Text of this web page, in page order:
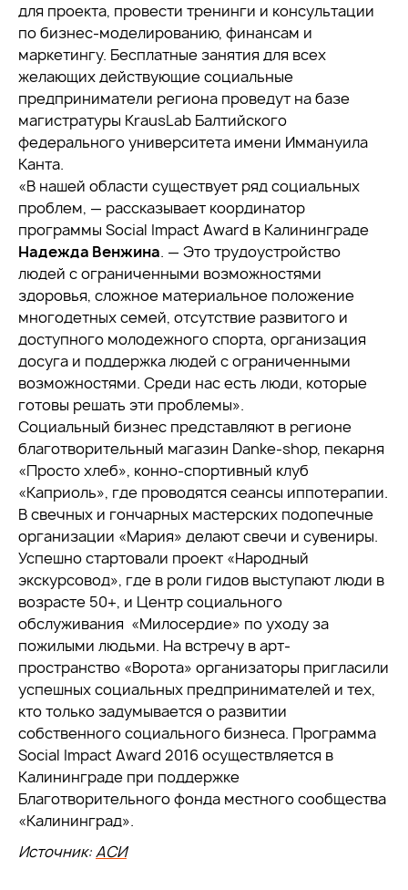
для проекта, провести тренинги и консультации
по бизнес-моделированию, финансам и
маркетингу. Бесплатные занятия для всех
желающих действующие социальные
предприниматели региона проведут на базе
магистратуры KrausLab Балтийского
федерального университета имени Иммануила
Канта.
«В нашей области существует ряд социальных
проблем, — рассказывает координатор
программы Social Impact Award в Калининграде
Надежда Венжина. — Это трудоустройство
людей с ограниченными возможностями
здоровья, сложное материальное положение
многодетных семей, отсутствие развитого и
доступного молодежного спорта, организация
досуга и поддержка людей с ограниченными
возможностями. Среди нас есть люди, которые
готовы решать эти проблемы».
Социальный бизнес представляют в регионе
благотворительный магазин Danke-shop, пекарня
«Просто хлеб», конно-спортивный клуб
«Каприоль», где проводятся сеансы иппотерапии.
В свечных и гончарных мастерских подопечные
организации «Мария» делают свечи и сувениры.
Успешно стартовали проект «Народный
экскурсовод», где в роли гидов выступают люди в
возрасте 50+, и Центр социального
обслуживания «Милосердие» по уходу за
пожилыми людьми. На встречу в арт-
пространство «Ворота» организаторы пригласили
успешных социальных предпринимателей и тех,
кто только задумывается о развитии
собственного социального бизнеса. Программа
Social Impact Award 2016 осуществляется в
Калининграде при поддержке
Благотворительного фонда местного сообщества
«Калининград».
Источник:АСИ